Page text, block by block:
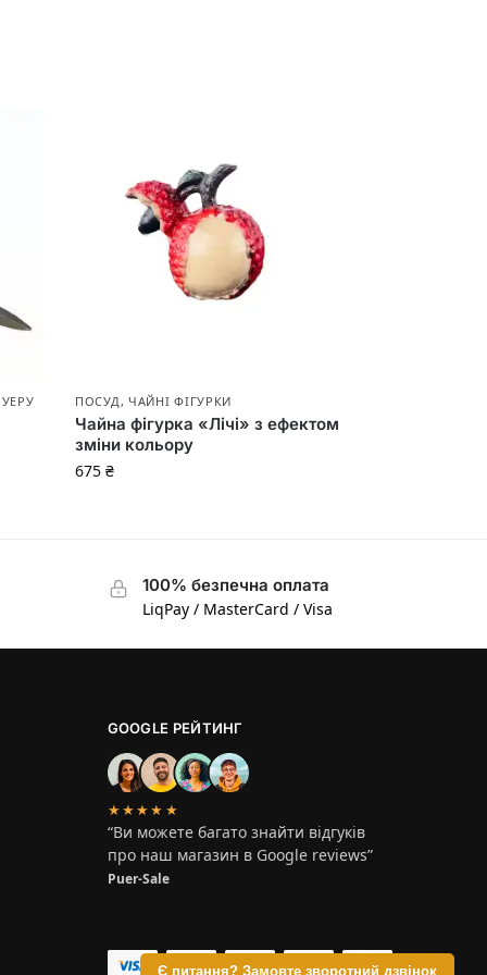
Є питання? Замовте зворотний дзвінок
ПОСУД , ЧАЙНІ ФІГУРКИ
Чайна фігурка «Лічі» з ефектом
зміни кольору
675₴
100% безпечна оплата
LiqPay / MasterCard / Visa
GOOGLE РЕЙТИНГ
★★★★★
“Ви можете багато знайти відгуків
про наш магазин в Google reviews”
Puer-Sale